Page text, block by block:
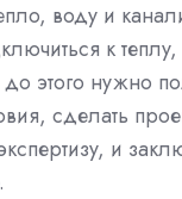
воду и
к
до этого нужно
сделать
и